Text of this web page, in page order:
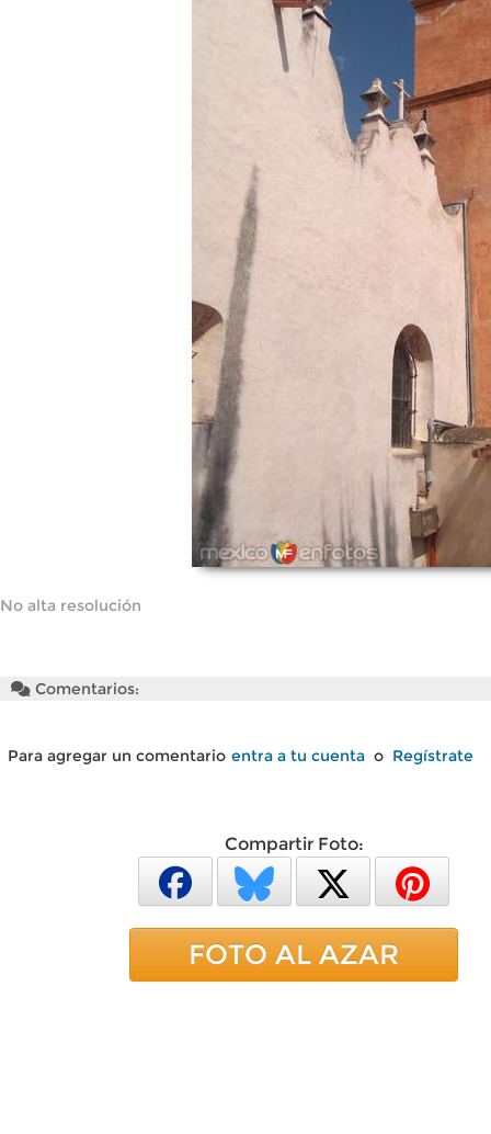
No alta resolución
Comentarios:
Para agregar un comentario entra a tu cuenta o Regístrate
Compartir Foto:
FOTO AL AZAR